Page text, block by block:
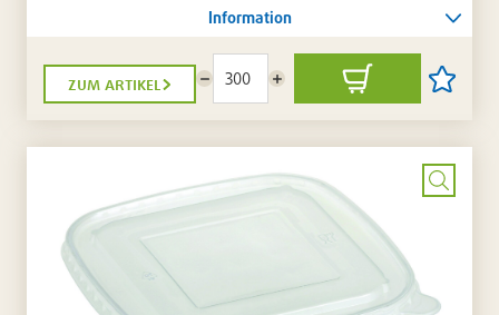
Information
zum artikel
Menge
reduzieren
Menge
erhöhen
In
den
Artikel
/
Bild